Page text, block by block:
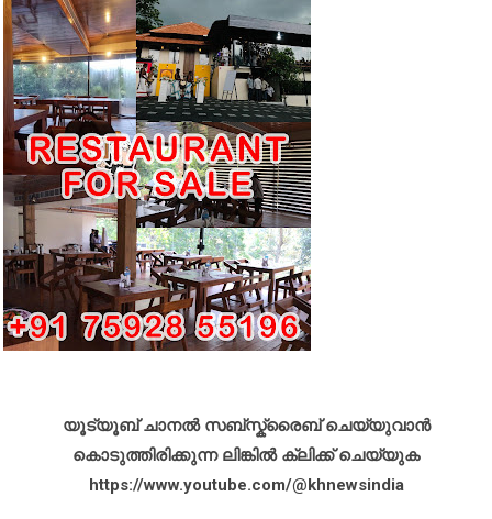
യൂട്യൂബ് ചാനൽ സബ്സ്ക്രൈബ് ചെയ്യുവാൻ
കൊടുത്തിരിക്കുന്ന ലിങ്കിൽ ക്ലിക്ക് ചെയ്യുക
https://www.youtube.com/@khnewsindia